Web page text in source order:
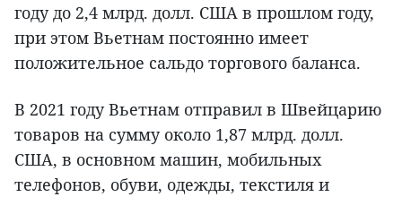
году до 2,4 млрд. долл. США в прошлом году,
при этом Вьетнам постоянно имеет
положительное сальдо торгового баланса.
В 2021 году Вьетнам отправил в Швейцарию
товаров на сумму около 1,87 млрд. долл.
США, в основном машин, мобильных
телефонов, обуви, одежды, текстиля и